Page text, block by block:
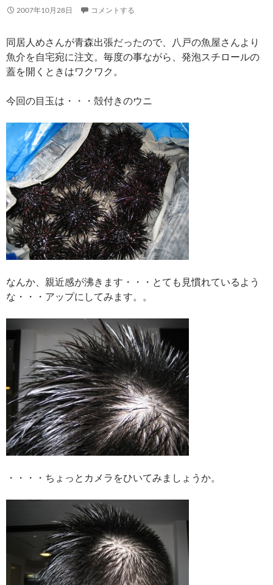
2007年10月28日 コメントする
同居人めさんが青森出張だったので、八戸の魚屋さんより
魚介を自宅宛に注文。毎度の事ながら、発泡スチロールの
蓋を開くときはワクワク。
今回の目玉は・・・殻付きのウニ
なんか、親近感が沸きます・・・とても見慣れているよう
な・・・アップにしてみます。。
・・・・ちょっとカメラをひいてみましょうか。